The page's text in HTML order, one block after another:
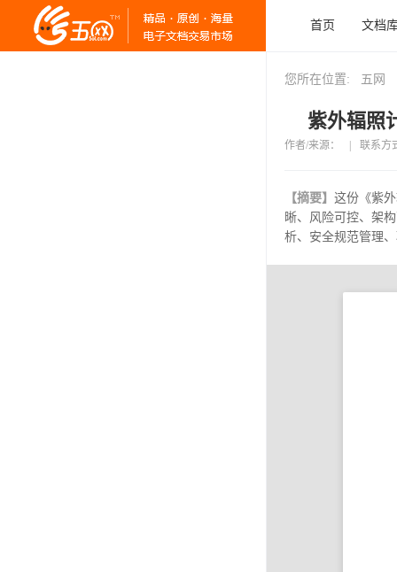
首页 文档
您所在位置: 五网
紫外辐照
作者/来源： 联系方
【摘要】 这份《紫
晰、风险可控、架
析、安全规范管理